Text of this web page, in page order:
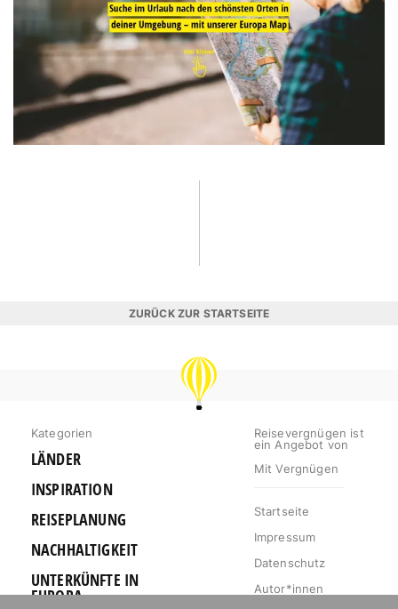
REISEVERGNÜGEN
Kategorien
LÄNDER
INSPIRATION
REISEPLANUNG
NACHHALTIGKEIT
Reisevergnügen ist
ein Angebot von
Startseite
Impressum
Datenschutz